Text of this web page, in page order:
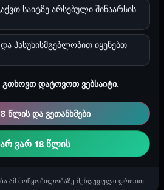
ფეხები დაისველა და შემიდო
დავიწყე კვნესა
ბაყვები კი ტრაკს
დროს მაგინებდა თან და
ჩემო გოგოო . ალბად
მტყნავდა ბოლოს
, მაგარი სატყნავი
ძაანთქო . იმ დღის მერე
ვაკეთებ და ლევანი ყოველ
, მეუბმება რო მისი ბოზი ვარ
. მიყვარს ჩემი
დიდყლიანი ბიჭიიი ❤️❤️
საიტზე არსებული შინაარსის
პასუხისმგებლობით იყენებთ
დატოვოთ ვებსაიტი.
წლის და ვეთანხმები
არ ვარ 18 წლის
ამ მოწყობილობაზე შეზღუდული დროით.